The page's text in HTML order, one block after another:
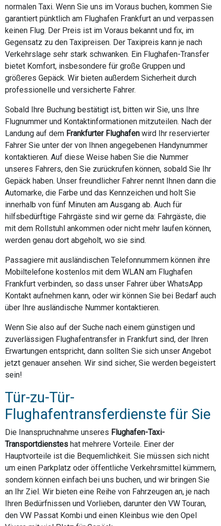
normalen Taxi. Wenn Sie uns im Voraus buchen, kommen Sie
garantiert pünktlich am Flughafen Frankfurt an und verpassen
keinen Flug. Der Preis ist im Voraus bekannt und fix, im
Gegensatz zu den Taxipreisen. Der Taxipreis kann je nach
Verkehrslage sehr stark schwanken. Ein Flughafen-Transfer
bietet Komfort, insbesondere für große Gruppen und
größeres Gepäck. Wir bieten außerdem Sicherheit durch
professionelle und versicherte Fahrer.
Sobald Ihre Buchung bestätigt ist, bitten wir Sie, uns Ihre
Flugnummer und Kontaktinformationen mitzuteilen. Nach der
Landung auf dem Frankfurter Flughafen wird Ihr reservierter
Fahrer Sie unter der von Ihnen angegebenen Handynummer
kontaktieren. Auf diese Weise haben Sie die Nummer
unseres Fahrers, den Sie zurückrufen können, sobald Sie Ihr
Gepäck haben. Unser freundlicher Fahrer nennt Ihnen dann die
Automarke, die Farbe und das Kennzeichen und holt Sie
innerhalb von fünf Minuten am Ausgang ab. Auch für
hilfsbedürftige Fahrgäste sind wir gerne da: Fahrgäste, die
mit dem Rollstuhl ankommen oder nicht mehr laufen können,
werden genau dort abgeholt, wo sie sind.
Passagiere mit ausländischen Telefonnummern können ihre
Mobiltelefone kostenlos mit dem WLAN am Flughafen
Frankfurt verbinden, so dass unser Fahrer über WhatsApp
Kontakt aufnehmen kann, oder wir können Sie bei Bedarf auch
über Ihre ausländische Nummer kontaktieren.
Wenn Sie also auf der Suche nach einem günstigen und
zuverlässigen Flughafentransfer in Frankfurt sind, der Ihren
Erwartungen entspricht, dann sollten Sie sich unser Angebot
jetzt genauer ansehen. Wir sind sicher, Sie werden begeistert
sein!
Tür-zu-Tür-
Flughafentransferdienste für Sie
Die Inanspruchnahme unseres Flughafen-Taxi-
Transportdienstes hat mehrere Vorteile. Einer der
Hauptvorteile ist die Bequemlichkeit. Sie müssen sich nicht
um einen Parkplatz oder öffentliche Verkehrsmittel kümmern,
sondern können einfach bei uns buchen, und wir bringen Sie
an Ihr Ziel. Wir bieten eine Reihe von Fahrzeugen an, je nach
Ihren Bedürfnissen und Vorlieben, darunter den VW Touran,
den VW Passat Kombi und einen Kleinbus wie den Opel